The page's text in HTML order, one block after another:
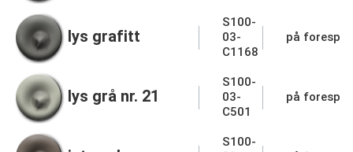
lys grafitt
S100-
03-
C1168
på
lys grå nr. 21
S100-
03-
C501
på
S100-